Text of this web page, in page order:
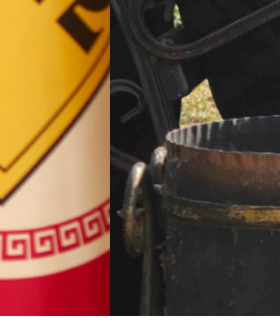
Читати більше